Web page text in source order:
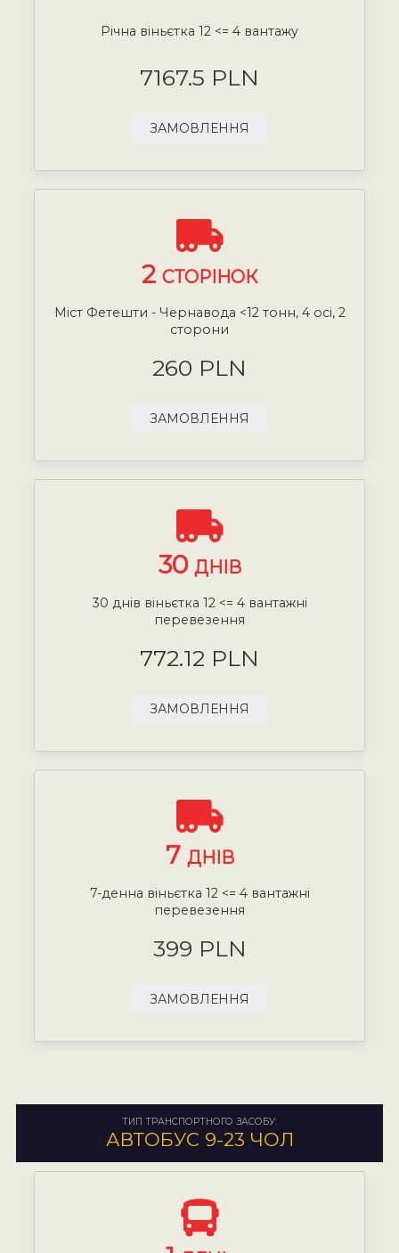
Річна віньєтка 12 <= 4 вантажу
7167.5 PLN
ЗАМОВЛЕННЯ
2 СТОРІНОК
Міст Фетешти - Чернавода <12 тонн, 4 осі, 2
сторони
260 PLN
ЗАМОВЛЕННЯ
30 ДНІВ
30 днів віньєтка 12 <= 4 вантажні
перевезення
772.12 PLN
ЗАМОВЛЕННЯ
7 ДНІВ
7-денна віньєтка 12 <= 4 вантажні
перевезення
399 PLN
ЗАМОВЛЕННЯ
ТИП ТРАНСПОРТНОГО ЗАСОБУ:
АВТОБУС 9-23 ЧОЛ